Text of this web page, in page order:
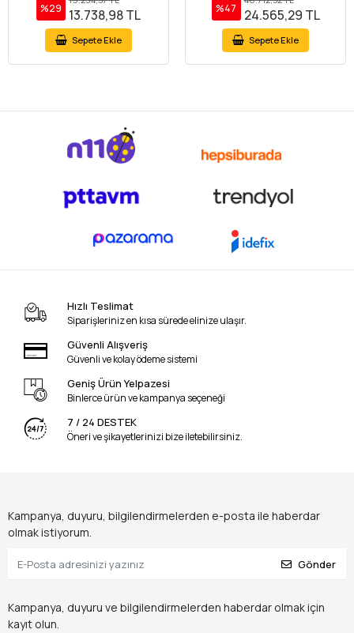
%29 13.738,98 TL
Sepete Ekle
%47 24.565,29 TL
Sepete Ekle
Hızlı Teslimat
Siparişleriniz en kısa sürede elinize ulaşır.
Güvenli Alışveriş
Güvenli ve kolay ödeme sistemi
Geniş Ürün Yelpazesi
Binlerce ürün ve kampanya seçeneği
7 / 24 DESTEK
Öneri ve şikayetlerinizi bize iletebilirsiniz.
Kampanya, duyuru, bilgilendirmelerden e-posta ile haberdar
olmak istiyorum.
Gönder
Kampanya, duyuru ve bilgilendirmelerden haberdar olmak için
kayıt olun.